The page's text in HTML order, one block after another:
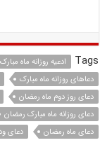
Tags ادعیه روزانه ماه مبارک
دعاهای روزانه ماه مبارک
دعای روز دوم ماه رمضان
دعای روزانه ماه مبارک رمضان
دعای ماه رمضان
دعای